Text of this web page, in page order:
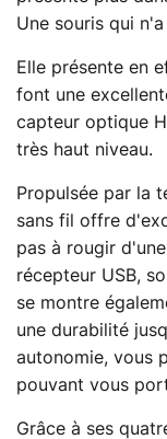
Une souris qui
Elle présente en
font une
capteur optique
très haut niveau.
Propulsée par la
sans fil offre
pas à rougir
récepteur USB,
se montre
une durabilité
autonomie, vous
pouvant vous
Grâce à ses